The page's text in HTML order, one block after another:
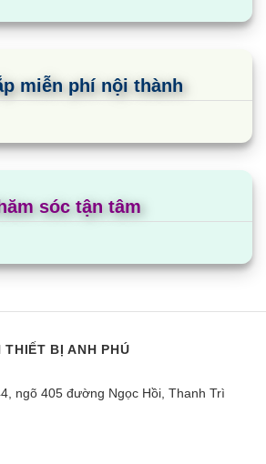
cùng nhỏ được tính tính bằng
nghệ nay giúp tivi có thể hiển thị
sắc. Các tấm nền chấm lượng tử
rộng hơn 50% so với tấm nền
tăng cường khả năng
QA75QN90C giúp loại bỏ tối
giúp người dùng đắm chìm vào
của bộ phim, bản nhạc bất kể
miễn phí nội thành
sóc tận tâm
THIẾT BỊ ANH PHÚ
ngõ 405 đường Ngọc Hồi, Thanh Trì